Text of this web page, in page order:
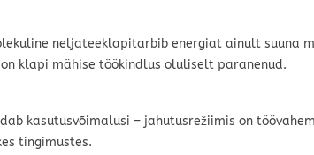
neljateeklapitarbib energiat ainult suuna
klapi mähise töökindlus oluliselt paranenud.
kasutusvõimalusi – jahutusrežiimis on
tingimustes.